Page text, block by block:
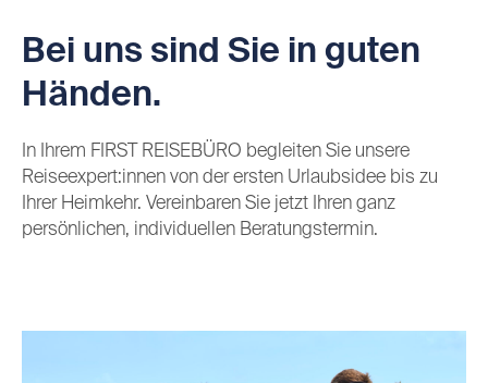
Bei uns sind Sie in guten
Händen.
In Ihrem FIRST REISEBÜRO begleiten Sie unsere
Reiseexpert:innen von der ersten Urlaubsidee bis zu
Ihrer Heimkehr. Vereinbaren Sie jetzt Ihren ganz
persönlichen, individuellen Beratungstermin.